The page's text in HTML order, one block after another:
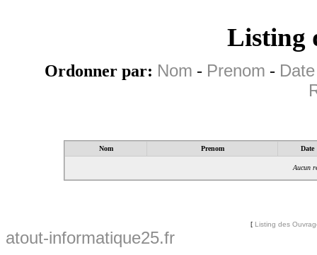
Listing
Ordonner par: Nom - Prenom -
Nom Prenom Date
Aucun
[ Listing des
atout-informatique25.fr